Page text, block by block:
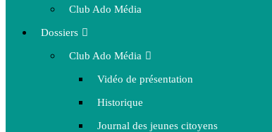
Club Ado Média
Dossiers
Club Ado Média
Vidéo de présentation
Historique
Journal des jeunes citoyens